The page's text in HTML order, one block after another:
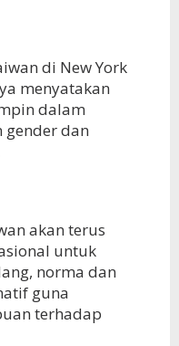
di New York
menyatakan
dalam
gender dan
akan terus
untuk
norma dan
guna
terhadap